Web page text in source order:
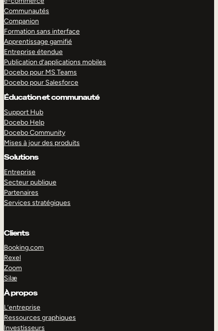
Communautés
Companion
Formation sans interface
Apprentissage gamifié
Entreprise étendue
Publication d’applications mobiles
Docebo pour MS Teams
Docebo pour Salesforce
Éducation et communauté
Support Hub
Docebo Help
Docebo Community
Mises à jour des produits
Solutions
Entreprise
Secteur publique
Partenaires
Services stratégiques
Clients
Booking.com
Rexel
Zoom
Silæ
À propos
L’entreprise
Ressources graphiques
Investisseurs